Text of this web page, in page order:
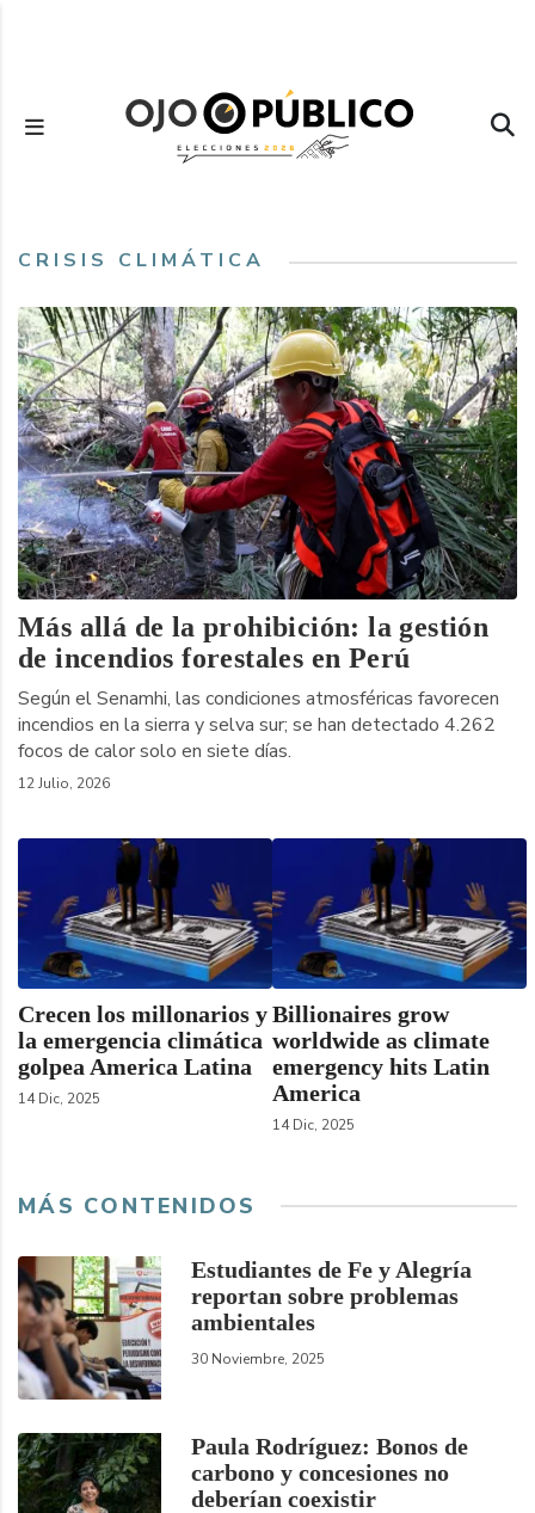
contenido
CRISIS CLIMÁTICA
Más allá de la prohibición: la gestión
de incendios forestales en Perú
Según el Senamhi, las condiciones atmosféricas favorecen
incendios en la sierra y selva sur; se han detectado 4.262
focos de calor solo en siete días.
12 Julio, 2026
Crecen los millonarios y
la emergencia climática
golpea America Latina
14 Dic, 2025
Billionaires grow
worldwide as climate
emergency hits Latin
America
14 Dic, 2025
MÁS CONTENIDOS
Estudiantes de Fe y Alegría
reportan sobre problemas
ambientales
30 Noviembre, 2025
Paula Rodríguez: Bonos de
carbono y concesiones no
deberían coexistir